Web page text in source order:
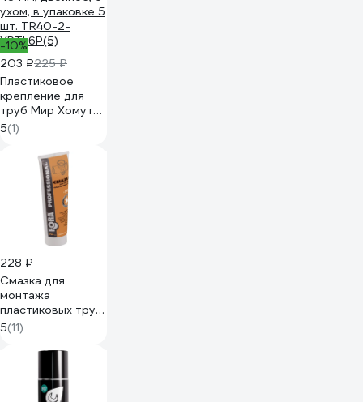
-10%
203 ₽225 ₽
Пластиковое
крепление для
труб Мир Хомутов
40 мм, двойное, с
ухом, в упаковке 5
шт. TR40-2-
YPTL6P(5)
5(1)
228 ₽
Смазка для
монтажа
пластиковых труб
FORA 250 мл
006140601
5(11)